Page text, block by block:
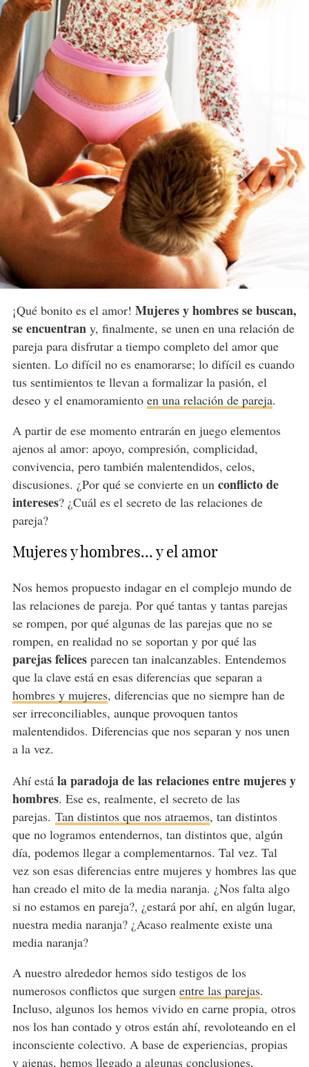
¡Qué bonito es el amor! Mujeres y hombres se buscan,
se encuentrany, finalmente, se unen en una relación de
pareja para disfrutar a tiempo completo del amor que
sienten. Lo difícil no es enamorarse; lo difícil es cuando
tus sentimientos te llevan a formalizar la pasión, el
deseo y el enamoramiento en una relación de pareja.
A partir de ese momento entrarán en juego elementos
ajenos al amor: apoyo, compresión, complicidad,
convivencia, pero también malentendidos, celos,
discusiones. ¿Por qué se convierte en un conflicto de
intereses? ¿Cuál es el secreto de las relaciones de
pareja?
Mujeres y hombres... y el amor
Nos hemos propuesto indagar en el complejo mundo de
las relaciones de pareja. Por qué tantas y tantas parejas
se rompen, por qué algunas de las parejas que no se
rompen, en realidad no se soportan y por qué las
parejas felicesparecen tan inalcanzables. Entendemos
que la clave está en esas diferencias que separan a
hombres y mujeres, diferencias que no siempre han de
ser irreconciliables, aunque provoquen tantos
malentendidos. Diferencias que nos separan y nos unen
a la vez.
Ahí está la paradoja de las relaciones entre mujeres y
hombres. Ese es, realmente, el secreto de las
parejas. Tan distintos que nos atraemos, tan distintos
que no logramos entendernos, tan distintos que, algún
día, podemos llegar a complementarnos. Tal vez. Tal
vez son esas diferencias entre mujeres y hombres las que
han creado el mito de la media naranja. ¿Nos falta algo
si no estamos en pareja?, ¿estará por ahí, en algún lugar,
nuestra media naranja? ¿Acaso realmente existe una
media naranja?
A nuestro alrededor hemos sido testigos de los
numerosos conflictos que surgen entre las parejas.
Incluso, algunos los hemos vivido en carne propia, otros
nos los han contado y otros están ahí, revoloteando en el
inconsciente colectivo. A base de experiencias, propias
y ajenas, hemos llegado a algunas conclusiones,